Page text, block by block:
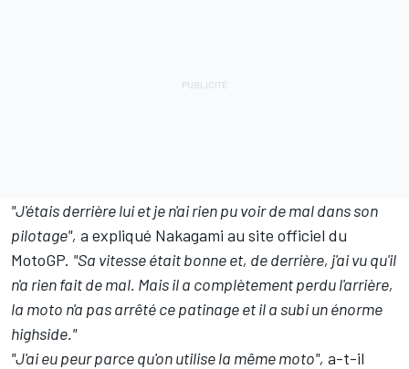
"J'étais derrière lui et je n'ai rien pu voir de mal dans son
pilotage", a expliqué Nakagami au site officiel du
MotoGP. "Sa vitesse était bonne et, de derrière, j'ai vu qu'il
n'a rien fait de mal. Mais il a complètement perdu l'arrière,
la moto n'a pas arrêté ce patinage et il a subi un énorme
highside."
"J'ai eu peur parce qu'on utilise la même moto", a-t-il